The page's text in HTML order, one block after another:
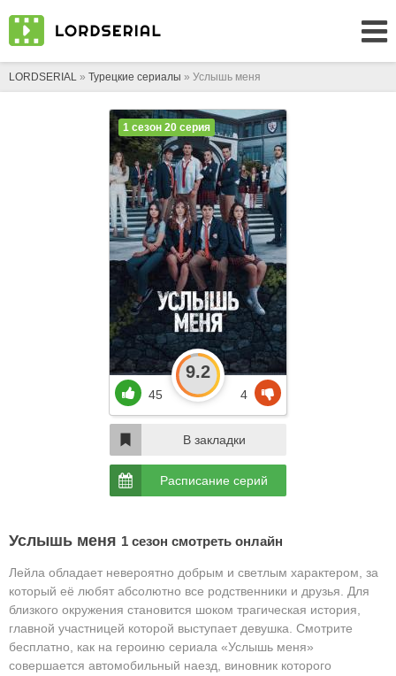
LORDSERIAL » Турецкие сериалы » Услышь меня
Услышь меня 1 сезон смотреть онлайн
Лейла обладает невероятно добрым и светлым характером, за
который её любят абсолютно все родственники и друзья. Для
близкого окружения становится шоком трагическая история,
главной участницей которой выступает девушка. Смотрите
бесплатно, как на героиню сериала «Услышь меня»
совершается автомобильный наезд, виновник которого
1 сезон 20 серия
45
9.2
4
В закладки
Расписание серий